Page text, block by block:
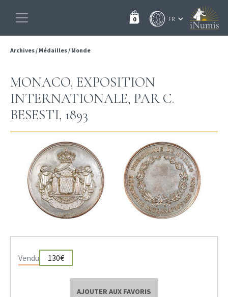
0
Archives/ Médailles/ Monde
MONACO, EXPOSITION
INTERNATIONALE, PAR C.
BESESTI, 1893
Vendu 130€
AJOUTER AUX FAVORIS